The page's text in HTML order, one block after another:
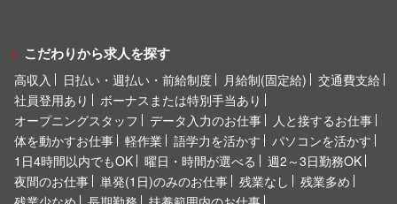
こだわりから求人を探す
高収入 日払い・週払い・前給制度 月給制(固定給)
交通費支給
社員登用あり
ボーナスまたは特別手当あり
オープニングスタッフ
データ入力のお仕事
人と接するお仕事
体を動かすお仕事
軽作業 語学力を活かす
パソコンを活かす
1日4時間以内でもOK
曜日・時間が選べる
週2～3日勤務OK
夜間のお仕事
単発(1日)のみのお仕事 残業なし
残業多め